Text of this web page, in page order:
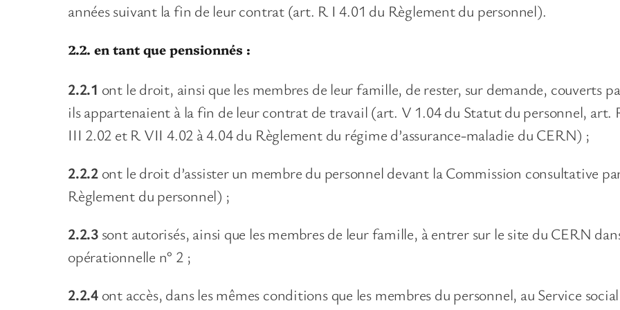
années suivant la fin de leur contrat (art. R I 4.01 du Règlement du personnel).
2.2. en tant que pensionnés :
2.2.1 ont le droit, ainsi que les membres de leur famille, de rester, sur demande, couverts
ils appartenaient à la fin de leur contrat de travail (art. V 1.04 du Statut du personnel, art.
III 2.02 et R VII 4.02 à 4.04 du Règlement du régime d’assurance-maladie du CERN) ;
2.2.2ont le droit d’assister un membre du personnel devant la Commission consultative
Règlement du personnel) ;
2.2.3sont autorisés, ainsi que les membres de leur famille, à entrer sur le site du CERN
opérationnelle n° 2 ;
2.2.4ont accès, dans les mêmes conditions que les membres du personnel, au Service